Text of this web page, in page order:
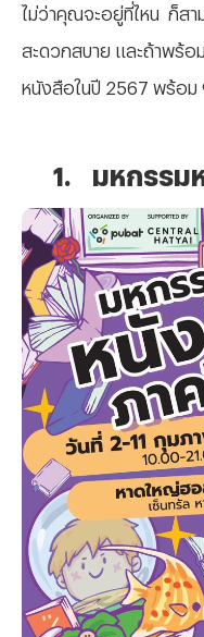
ไม่ว่าคุณจะอยู่ที่ไหน ก็สา
สะดวกสบาย และถ้าพร้อ
หนังสือในปี 2567 พร้อม
1. มหกรรม